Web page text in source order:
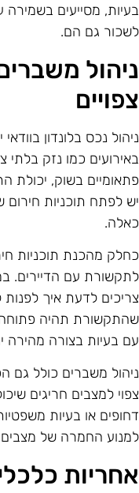
מסייעים בשמירה
גם הם.
נכס בלונדון
כמו נזק בלתי
בשוק, יכולת
לפתח תוכניות חירום
מהכנת תוכניות
עם הדיירים.
לדעת איך
תהיה פתוחה
בעיות בצורה מהירה
משברים כולל גם
למצבים חריגים
או בעיות
החמרה של מצבים